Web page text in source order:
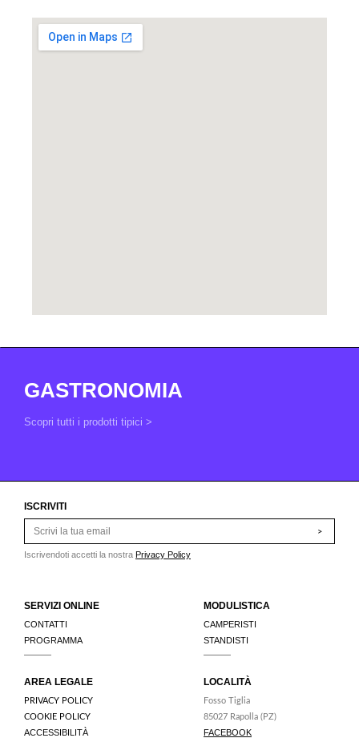
GASTRONOMIA
Scopri tutti i prodotti tipici >
ISCRIVITI
>
Iscrivendoti accetti la nostra Privacy Policy
SERVIZI ONLINE
CONTATTI
PROGRAMMA
MODULISTICA
CAMPERISTI
STANDISTI
AREA LEGALE
PRIVACY POLICY
COOKIE POLICY
ACCESSIBILITÀ
LOCALITÀ
Fosso Tiglia
85027 Rapolla (PZ)
FACEBOOK